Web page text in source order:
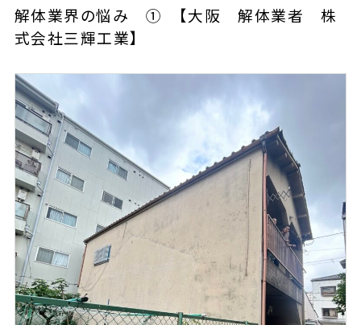
解体業界の悩み ① 【大阪 解体業者 株
式会社三輝工業】